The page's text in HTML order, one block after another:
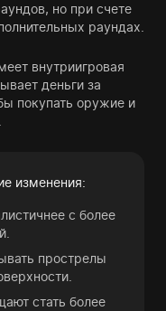
но при счете
раундах.
внутриигровая
деньги за
покупать оружие и
изменения:
с более
прострелы
стать более